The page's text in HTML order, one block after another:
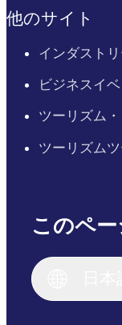
他のサイト
インダスト
ビジネスイベ
ツーリズム
ツーリズム
このペ
English